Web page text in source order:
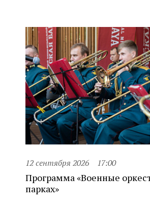
12 сентября 2026 17:00
Программа «Военные
парках»